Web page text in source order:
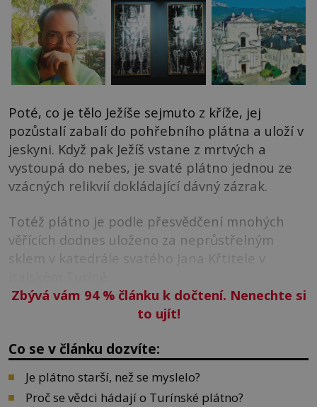
Poté, co je tělo Ježíše sejmuto z kříže, jej
pozůstalí zabalí do pohřebního plátna a uloží v
jeskyni. Když pak Ježíš vstane z mrtvých a
vystoupá do nebes, je svaté plátno jednou ze
vzácných relikvií dokládající dávný zázrak.
Totéž plátno je podle přesvědčení mnohých
věřících dodnes uloženo za neprůstřelným
sklem v katedrále svatého Jana Křtitele v
Zbývá vám 94 %článku k dočtení. Nenechte si
to ujít!
Co se v článku dozvíte:
Je plátno starší, než se myslelo?
Proč se vědci hádají o Turínské plátno?